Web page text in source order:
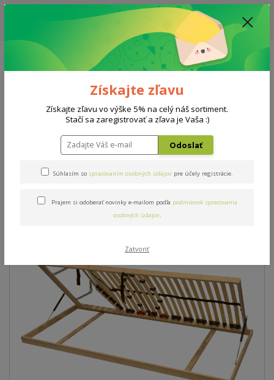
ZĽAVA: VŠETKY VYSTAVENÉ POSTELE ZA 400€ - CENA MATRACU A ROŠTU
PODĽA VÝBERU / DODACIA LEHOTA JE AKTUÁLNE 10-15 PRACOVNÝCH
Menu
0908 777 700 Po-So: 10-18 hod.
0
Double BVH maxi L
90x200cm
Získajte zľavu
Získajte zľavu vo výške 5% na celý náš sortiment.
Stačí sa zaregistrovať a zľava je Vaša :)
Odoslať
Súhlasím so spracovaním osobných údajov pre účely registrácie.
Prajem si odoberať novinky e-mailom podľa podmienok spracovania
osobných údajov.
Zatvoriť